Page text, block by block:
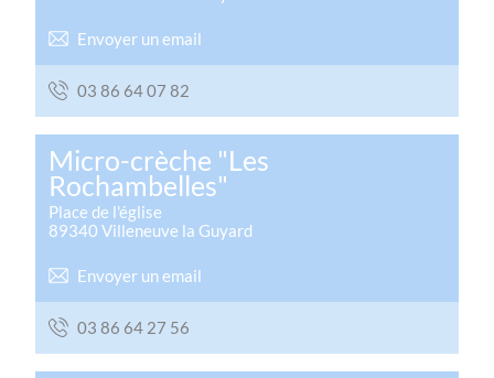
Envoyer un email
28 70 46 68 30
Micro-crèche "Les
Rochambelles"
Place de l'église
89340 Villeneuve la Guyard
Envoyer un email
65 72 46 68 30